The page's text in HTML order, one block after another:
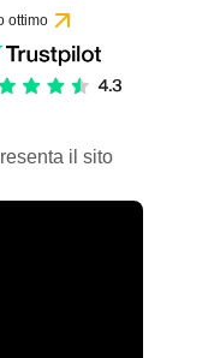
ottimo
il sito